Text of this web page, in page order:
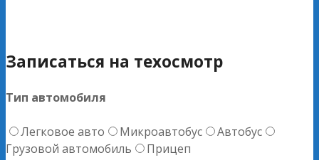
Записаться на техосмотр
Тип автомобиля
Легковое авто Микроавтобус
Автобус
Грузовой автомобиль
Прицеп